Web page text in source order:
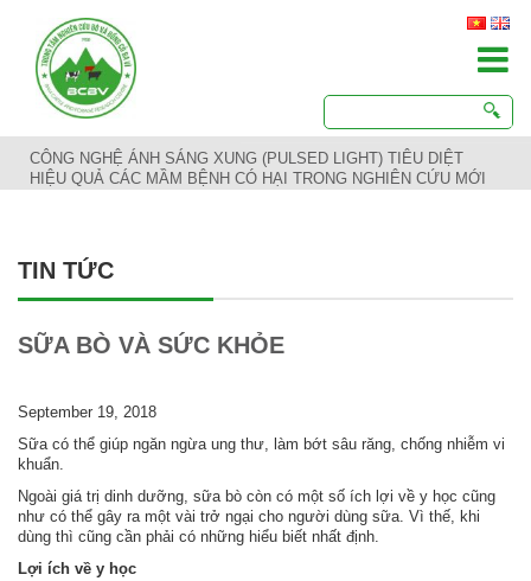
CÔNG NGHỆ ÁNH SÁNG XUNG (PULSED LIGHT) TIÊU DIỆT
HIỆU QUẢ CÁC MẦM BỆNH CÓ HẠI TRONG NGHIÊN CỨU MỚI
TIN TỨC
SỮA BÒ VÀ SỨC KHỎE
September 19, 2018
Sữa có thể giúp ngăn ngừa ung thư, làm bớt sâu răng, chống nhiễm vi
khuẩn.
Ngoài giá trị dinh dưỡng, sữa bò còn có một số ích lợi về y học cũng
như có thể gây ra một vài trở ngại cho người dùng sữa. Vì thế, khi
dùng thì cũng cần phải có những hiểu biết nhất định.
Lợi ích về y học